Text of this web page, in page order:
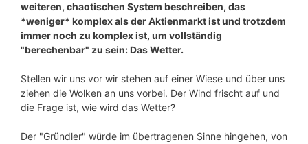
weiteren, chaotischen System beschreiben, das
*weniger* komplex als der Aktienmarkt ist und trotzdem
immer noch zu komplex ist, um vollständig
"berechenbar" zu sein: Das Wetter.
Stellen wir uns vor wir stehen auf einer Wiese und über uns
ziehen die Wolken an uns vorbei. Der Wind frischt auf und
die Frage ist, wie wird das Wetter?
Der "Gründler" würde im übertragenen Sinne hingehen, von